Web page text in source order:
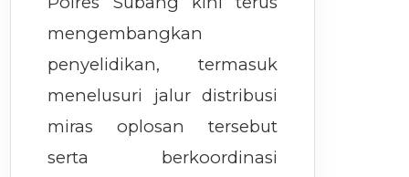
mengembangkan
penyelidikan, termasuk
menelusuri jalur distribusi
miras oplosan tersebut
serta berkoordinasi